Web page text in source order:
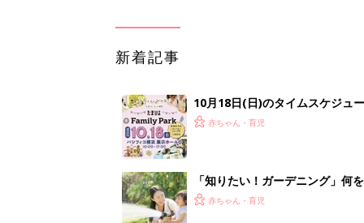
新着記事
10月18日(日)のタイムスケジュ
赤ちゃん・育児
「知りたい！ガーデニング」何
赤ちゃん・育児